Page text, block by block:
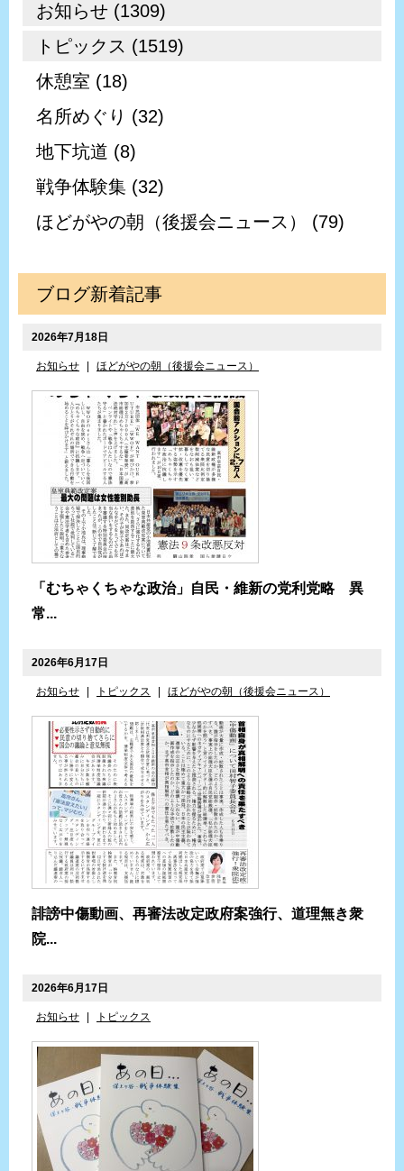
お知らせ (1309)
トピックス (1519)
休憩室 (18)
名所めぐり (32)
地下坑道 (8)
戦争体験集 (32)
ほどがやの朝（後援会ニュース） (79)
ブログ新着記事
2026年7月18日
お知らせ ほどがやの朝（後援会ニュース）
「むちゃくちゃな政治」自民・維新の党利党略 異
常...
2026年6月17日
お知らせ トピックス ほどがやの朝（後援会ニュース）
誹謗中傷動画、再審法改定政府案強行、道理無き衆
院...
2026年6月17日
お知らせ トピックス